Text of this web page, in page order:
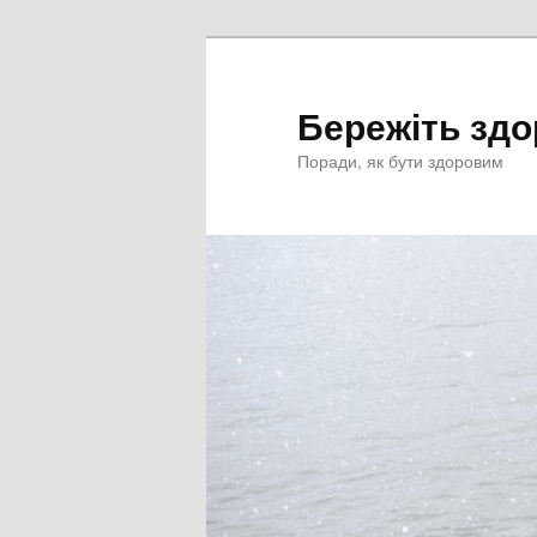
Бережіть
Поради, як бути здоровим